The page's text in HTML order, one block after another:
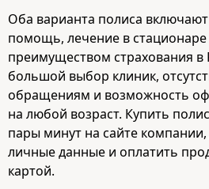
Оба варианта полиса
помощь, лечение в
преимуществом страхования в
большой выбор клиник,
обращениям и возможность
на любой возраст. Купить
пары минут на сайте компании,
личные данные и оплатить
картой.